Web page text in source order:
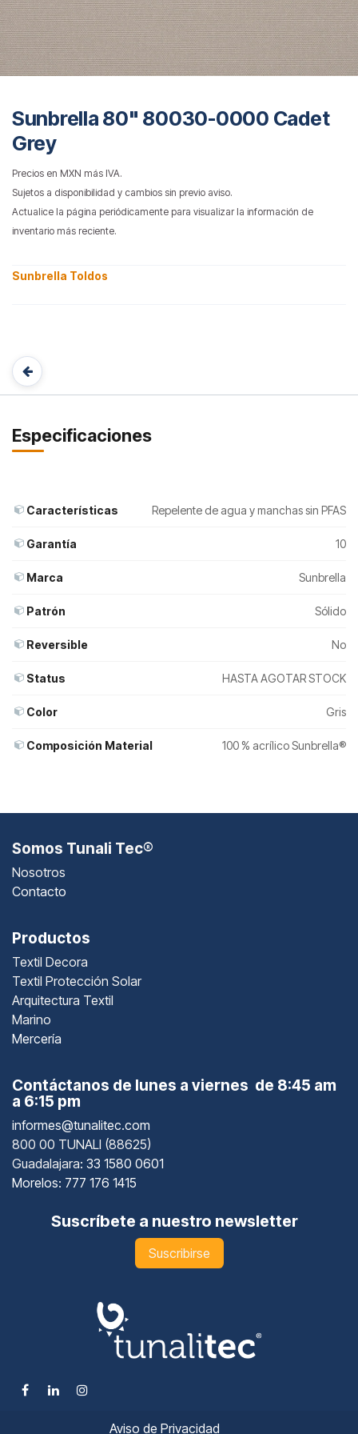
Sunbrella 80" 80030-0000 Cadet
Grey
Precios en MXN más IVA.
Sujetos a disponibilidad y cambios sin previo aviso.
Actualice la página periódicamente para visualizar la información de
inventario más reciente.
Sunbrella Toldos
Especificaciones
Características Repelente de agua y manchas sin PFAS
Garantía 10
Marca Sunbrella
Patrón Sólido
Reversible No
Status HASTA AGOTAR STOCK
Color Gris
Composición Material 100 % acrílico Sunbrella®
Somos Tunali Tec®
Nosotros
Contacto
Productos
Textil Decora
Textil Protección Solar
Arquitectura Textil
Marino
Mercería
Contáctanos de lunes a viernes de 8:45 am
a 6:15 pm
informes@tunalitec.com
800 00 TUNALI (88625)
Guadalajara: 33 1580 0601
Morelos: 777 176 1415
Suscríbete a nuestro newsletter
Suscribirse
Aviso de Privacidad